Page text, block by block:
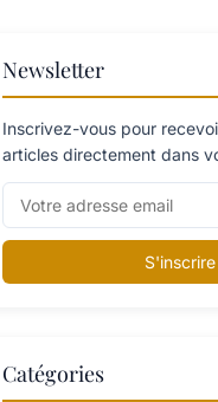
Newsletter
Inscrivez-vous pour
articles directement dans
S'inscrire
Catégories